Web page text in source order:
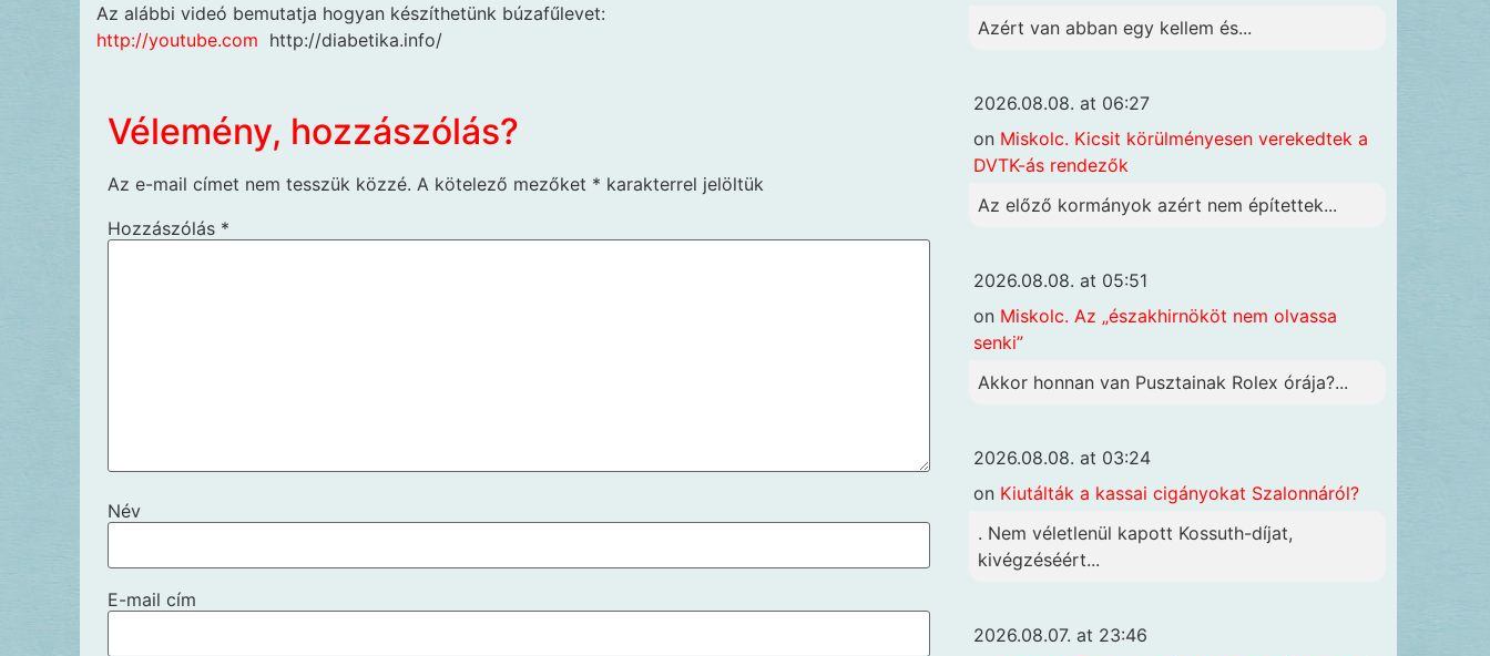
Az alábbi videó bemutatja hogyan készíthetünk búzafűlevet:
http://youtube.com http://diabetika.info/
Vélemény, hozzászólás?
Az e-mail címet nem tesszük közzé. A kötelező mezőket * karakterrel jelöltük
Hozzászólás *
Név
E-mail cím
Azért van abban egy kellem és...
2026.08.08. at 06:27
on Miskolc. Kicsit körülményesen verekedtek a
DVTK-ás rendezők
Az előző kormányok azért nem építettek...
2026.08.08. at 05:51
on Miskolc. Az „északhirnököt nem olvassa
senki”
Akkor honnan van Pusztainak Rolex órája?...
2026.08.08. at 03:24
on Kiutálták a kassai cigányokat Szalonnáról?
. Nem véletlenül kapott Kossuth-díjat,
kivégzéséért...
2026.08.07. at 23:46